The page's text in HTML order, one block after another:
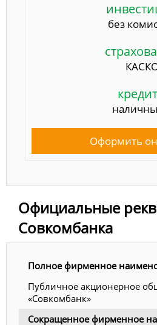
без
Оформить
Официальные
Совкомбанка
Полное фирменное
Публичное акционерное
«Совкомбанк»
Сокращенное фирменное